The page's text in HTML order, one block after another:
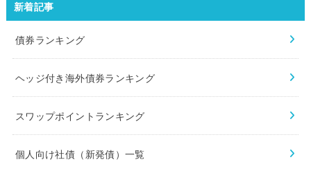
新着記事
債券ランキング
ヘッジ付き海外債券ランキング
スワップポイントランキング
個人向け社債（新発債）一覧